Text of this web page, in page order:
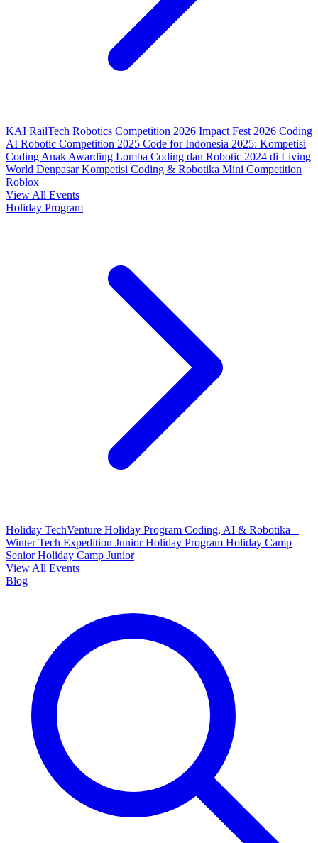
KAI RailTech Robotics Competition 2026 Impact Fest 2026 Coding
AI Robotic Competition 2025 Code for Indonesia 2025: Kompetisi
Coding Anak Awarding Lomba Coding dan Robotic 2024 di Living
World DenpasarKompetisi Coding & Robotika Mini Competition
Roblox
View All Events
Holiday Program
Holiday TechVenture Holiday Program Coding, AI & Robotika –
Winter Tech Expedition Junior Holiday Program Holiday Camp
SeniorHoliday Camp Junior
View All Events
Blog